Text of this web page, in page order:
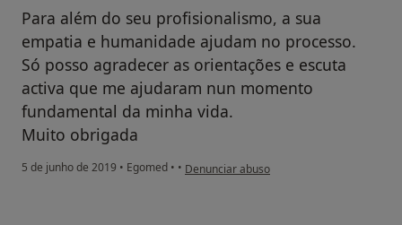
Para além do seu profisionalismo, a sua
empatia e humanidade ajudam no processo.
Só posso agradecer as orientações e escuta
activa que me ajudaram nun momento
fundamental da minha vida.
Muito obrigada
5 de junho de 2019 • Egomed • • na opinião do utilizador Conta eliminada
Denunciar abuso